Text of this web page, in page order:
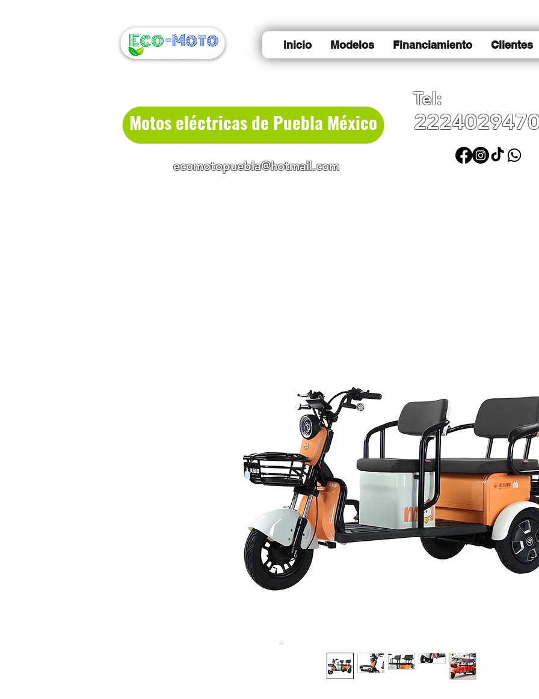
Inicio Modelos Financiamiento Clientes
Motos eléctricas de Puebla México
Tel:
ecomotopuebla@hotmail.com